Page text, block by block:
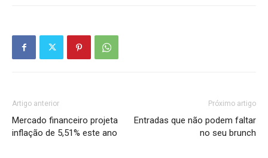
Artigo anterior
Mercado financeiro projeta
inflação de 5,51% este ano
Próximo artigo
Entradas que não podem faltar
no seu brunch